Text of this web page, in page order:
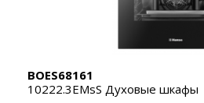
BOES68161
10222.3EMsS Духовые шкафы